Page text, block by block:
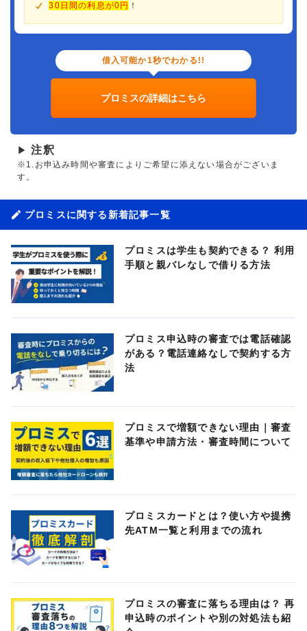
30日間の利息が0円 ！
借入可能か1秒でわかる!!
プロミスの詳細はこちら
▶ 注釈
※1.お申込み時間や審査によりご希望に添えない場合がございま
す。
プロミスに関する新着記事一覧
プロミスは学生も契約できる？ 利用
手順と親バレなしで借りる方法
プロミス申込時の審査では電話確認
がある？電話連絡なしで契約する方
法
プロミスで増額できない理由｜審査
基準や申請方法・審査時間について
プロミスカードとは？使い方や提携
先ATM一覧と利用までの流れ
プロミスの審査に落ちる理由は？ 再
申込時のポイントや別の対処法も紹